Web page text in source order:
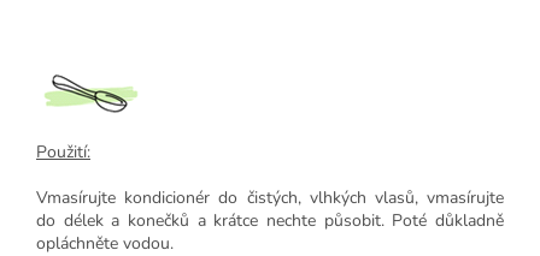
Použití:
Vmasírujte kondicionér do čistých, vlhkých vlasů, vmasírujte
do délek a konečků a krátce nechte působit. Poté důkladně
opláchněte vodou.